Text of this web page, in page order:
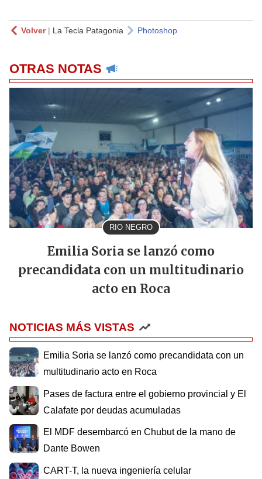
Volver| La Tecla Patagonia Photoshop
OTRAS NOTAS
RIO NEGRO
Emilia Soria se lanzó como
precandidata con un multitudinario
acto en Roca
NOTICIAS MÁS VISTAS
Emilia Soria se lanzó como precandidata con un
multitudinario acto en Roca
Pases de factura entre el gobierno provincial y El
Calafate por deudas acumuladas
El MDF desembarcó en Chubut de la mano de
Dante Bowen
CART-T, la nueva ingeniería celular